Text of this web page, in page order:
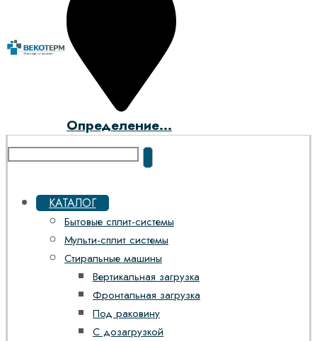
Определение...
КАТАЛОГ
Бытовые сплит-системы
Мульти-сплит системы
Стиральные машины
Вертикальная загрузка
Фронтальная загрузка
Под раковину
С дозагрузкой